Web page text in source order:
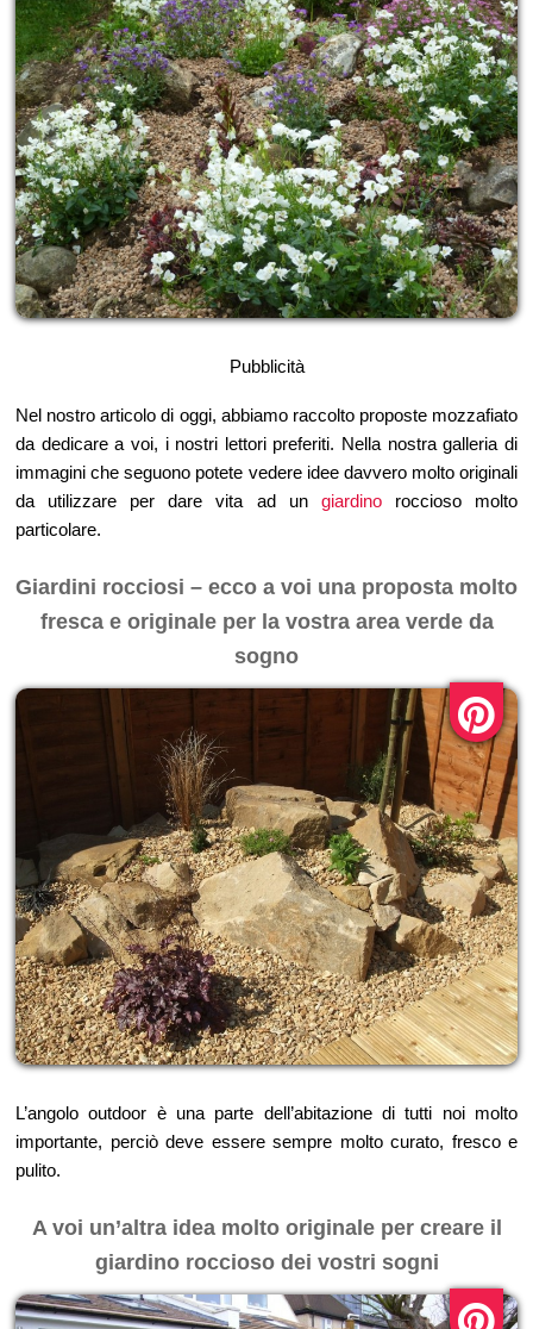
Pubblicità
Nel nostro articolo di oggi, abbiamo raccolto proposte mozzafiato
da dedicare a voi, i nostri lettori preferiti. Nella nostra galleria di
immagini che seguono potete vedere idee davvero molto originali
da utilizzare per dare vita ad un giardinoroccioso molto
particolare.
Giardini rocciosi – ecco a voi una proposta molto
fresca e originale per la vostra area verde da
sogno
L’angolo outdoor è una parte dell’abitazione di tutti noi molto
importante, perciò deve essere sempre molto curato, fresco e
pulito.
A voi un’altra idea molto originale per creare il
giardino roccioso dei vostri sogni